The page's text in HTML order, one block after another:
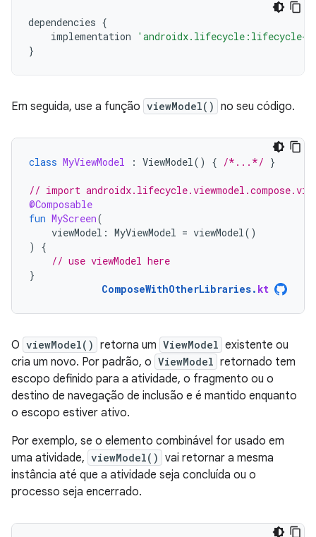
dependencies {
implementation
'androidx.lifecycle:lifecycle-
}
Em seguida, use a função viewModel() no seu código.
class MyViewModel : ViewModel() { /*...*/ }
// import
@Composable
fun MyScreen(
viewModel : MyViewModel = viewModel()
)
{
// use viewModel here
}
ComposeWithOtherLibraries. kt
O viewModel() retorna um ViewModel existente ou
cria um novo. Por padrão, o ViewModel retornado tem
escopo definido para a atividade, o fragmento ou o
destino de navegação de inclusão e é mantido enquanto
o escopo estiver ativo.
Por exemplo, se o elemento combinável for usado em
uma atividade, viewModel() vai retornar a mesma
instância até que a atividade seja concluída ou o
processo seja encerrado.